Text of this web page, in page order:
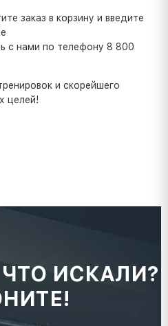
заказ в корзину и введите
с нами по телефону 8 800
и скорейшего
целей!
ИСКАЛИ?